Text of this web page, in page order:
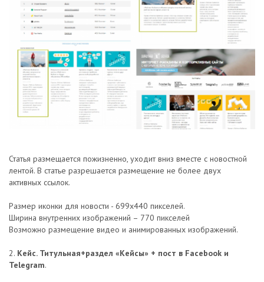
Статья размещается пожизненно, уходит вниз вместе с новостной
лентой. В статье разрешается размещение не более двух
активных ссылок.
Размер иконки для новости - 699х440 пикселей.
Ширина внутренних изображений – 770 пикселей
Возможно размещение видео и анимированных изображений.
2. Кейс. Титульная+раздел «Кейсы» + пост в Facebook и
Telegram.